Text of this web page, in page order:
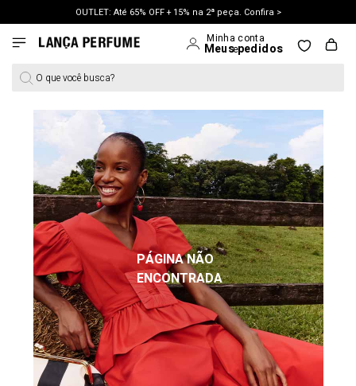
OUTLET: Até 65% OFF + 15% na 2ª peça. Confira >
LANÇAMENTO PRIMAVERA 27. Clique e aproveite.
O que você busca?
PÁGINA NÃO
ENCONTRADA